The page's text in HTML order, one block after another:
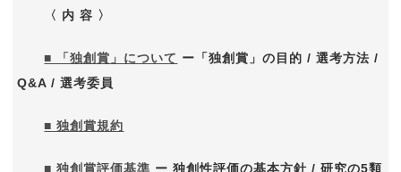
〈 内 容 〉
■ 「独創賞」について ー「独創賞」の目的 / 選考方法 /
Q&A / 選考委員
■ 独創賞規約
■ 独創賞評価基準 ー独創性評価の基本方針 / 研究の5類